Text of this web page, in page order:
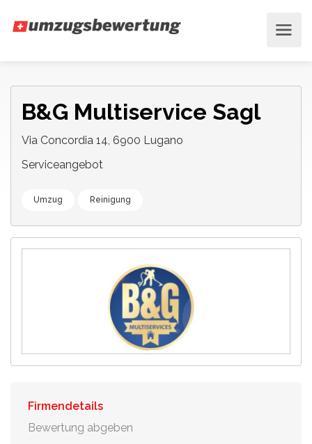
B&G Multiservice Sagl
Via Concordia 14, 6900 Lugano
Serviceangebot
Umzug Reinigung
Firmendetails
Bewertung abgeben